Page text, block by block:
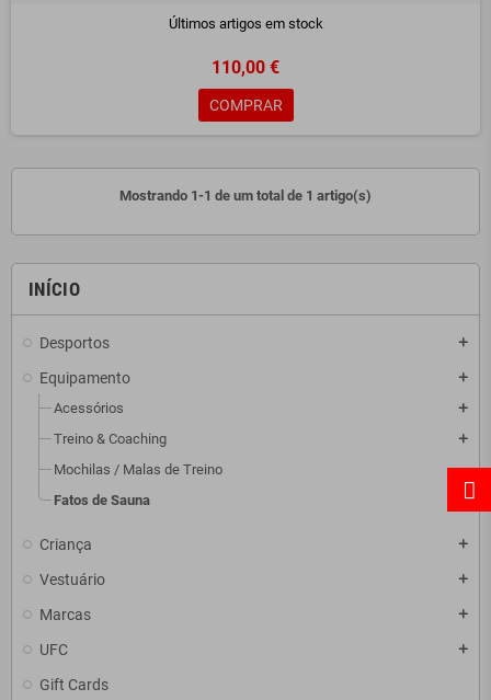
INÍCIO
Desportos add
Equipamento add
Acessórios add
Treino & Coaching add
Mochilas / Malas de Treino
Fatos de Sauna
Criança add
Vestuário add
Marcas add
UFC add
Gift Cards
Últimos artigos em stock
110,00 €
COMPRAR
Mostrando 1-1 de um total de 1 artigo(s)